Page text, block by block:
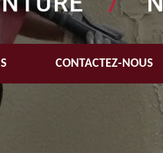
CONTACTEZ-NOUS